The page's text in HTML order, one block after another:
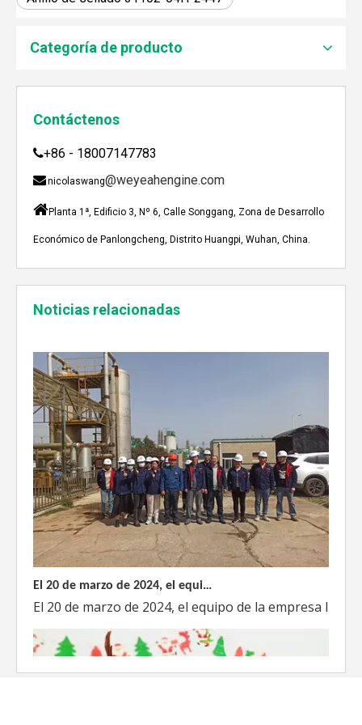
Categoría de producto
Contáctenos
+86 - 18007147783
nicolaswang@weyeahengine.com
Planta 1ª, Edificio 3, Nº 6, Calle Songgang, Zona de Desarrollo
Económico de Panlongcheng, Distrito Huangpi, Wuhan, China.
Noticias relacionadas
JEBACHER BIOGAS GENERADOR SOBRE EL PROYECTO DE GENERACIÓN DE ENERGÍA DE GOLLES
A mediados de julio de 2023, Weyeah poder todo el
El 20 de marzo de 2024, el equipo de la empresa